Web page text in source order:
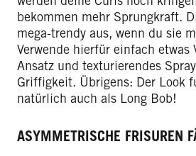
bekommen mehr Sprungkraft.
mega-trendy aus, wenn du sie
Verwende hierfür einfach etwas
Ansatz und texturierendes
Griffigkeit. Übrigens: Der Look
natürlich auch als Long Bob!
ASYMMETRISCHE FRISUREN